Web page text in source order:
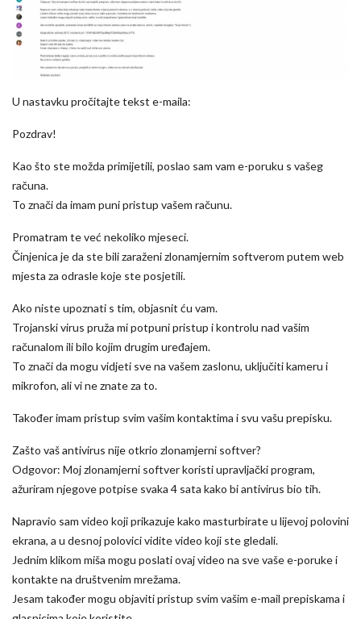
U nastavku pročitajte tekst e-maila:
Pozdrav!
Kao što ste možda primijetili, poslao sam vam e-poruku s vašeg
računa.
To znači da imam puni pristup vašem računu.
Promatram te već nekoliko mjeseci.
Činjenica je da ste bili zaraženi zlonamjernim softverom putem web
mjesta za odrasle koje ste posjetili.
Ako niste upoznati s tim, objasnit ću vam.
Trojanski virus pruža mi potpuni pristup i kontrolu nad vašim
računalom ili bilo kojim drugim uređajem.
To znači da mogu vidjeti sve na vašem zaslonu, uključiti kameru i
mikrofon, ali vi ne znate za to.
Također imam pristup svim vašim kontaktima i svu vašu prepisku.
Zašto vaš antivirus nije otkrio zlonamjerni softver?
Odgovor: Moj zlonamjerni softver koristi upravljački program,
ažuriram njegove potpise svaka 4 sata kako bi antivirus bio tih.
Napravio sam video koji prikazuje kako masturbirate u lijevoj polovini
ekrana, a u desnoj polovici vidite video koji ste gledali.
Jednim klikom miša mogu poslati ovaj video na sve vaše e-poruke i
kontakte na društvenim mrežama.
Jesam također mogu objaviti pristup svim vašim e-mail prepiskama i